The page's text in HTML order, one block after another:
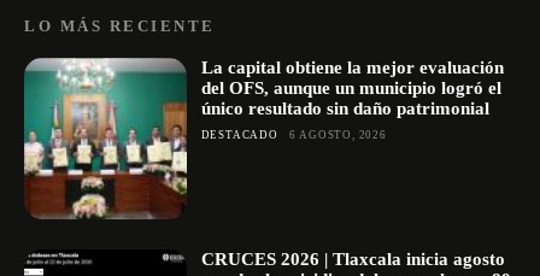
LO MÁS RECIENTE
La capital obtiene la mejor evaluación
del OFS, aunque un municipio logró el
único resultado sin daño patrimonial
DESTACADO 6 AGOSTO, 2026
CRUCES 2026 | Tlaxcala inicia agosto